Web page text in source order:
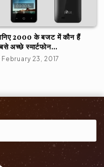
2000 के बजट में कौन हैं
अच्छे स्मार्टफोन…
February 23, 2017